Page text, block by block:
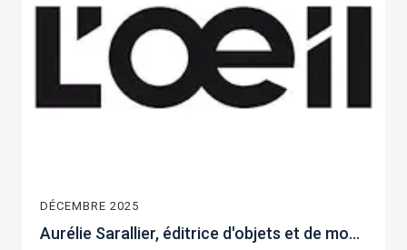
DÉCEMBRE 2025
Aurélie Sarallier, éditrice d'objets et de mobilier d'artistes